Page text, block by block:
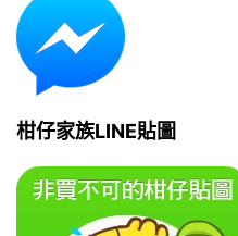
柑仔家族LINE貼圖